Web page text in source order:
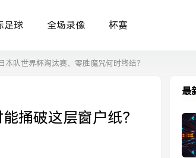
足球 全场录像 杯赛
队世界杯淘汰赛，零胜魔咒何时终结？
捅破这层窗户纸？
最